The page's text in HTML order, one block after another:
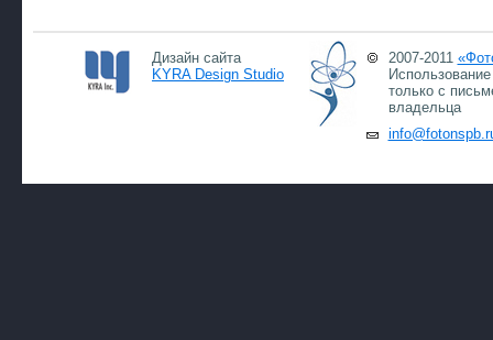
Дизайн сайта
KYRA Design Studio
2007-2011
только с
владельца